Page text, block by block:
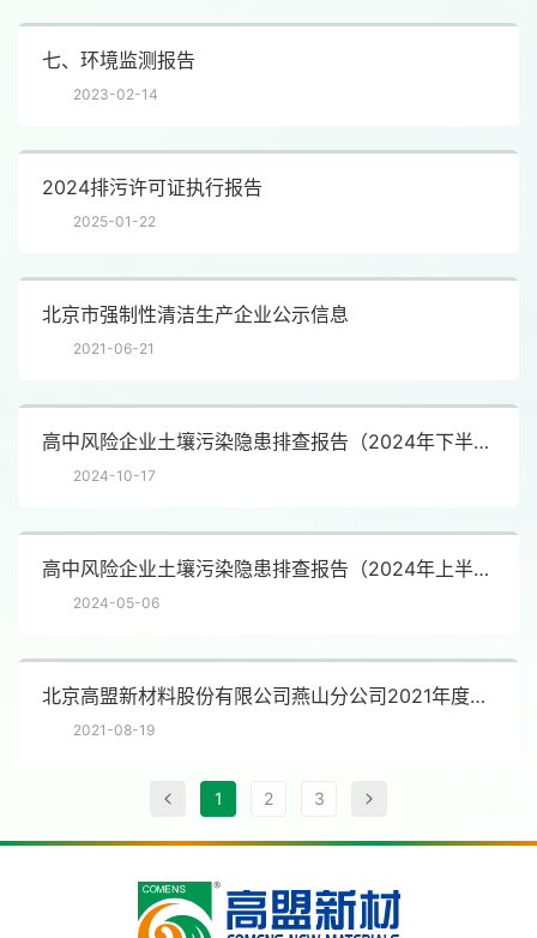
七、环境监测报告
2023-02-14
2024排污许可证执行报告
2025-01-22
北京市强制性清洁生产企业公示信息
2021-06-21
高中风险企业土壤污染隐患排查报告（2024年下半年）
2024-10-17
高中风险企业土壤污染隐患排查报告（2024年上半年）
2024-05-06
北京高盟新材料股份有限公司燕山分公司2021年度环保监
2021-08-19
1 2 3